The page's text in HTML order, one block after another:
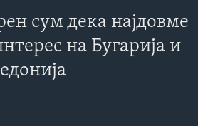
- АРХИВА
сум дека најдовме
на Бугарија и